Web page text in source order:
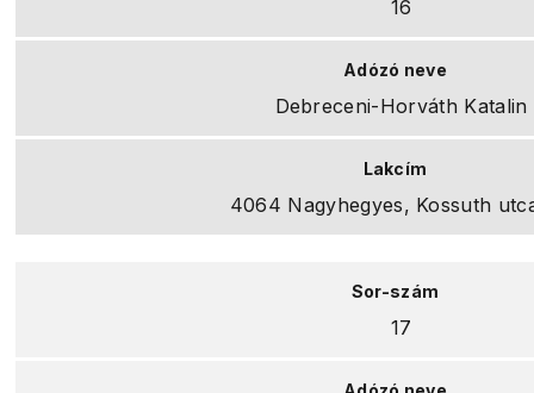
16
Debreceni-Horváth Katalin
4064 Nagyhegyes, Kossuth
17